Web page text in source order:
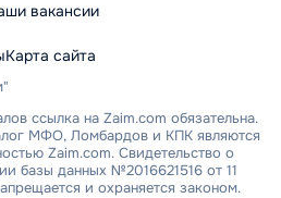
вакансии
Карта сайта
ссылка на Zaim.com обязательна.
МФО, Ломбардов и КПК являются
Zaim.com. Свидетельство о
базы данных №2016621516 от 11
и охраняется законом.